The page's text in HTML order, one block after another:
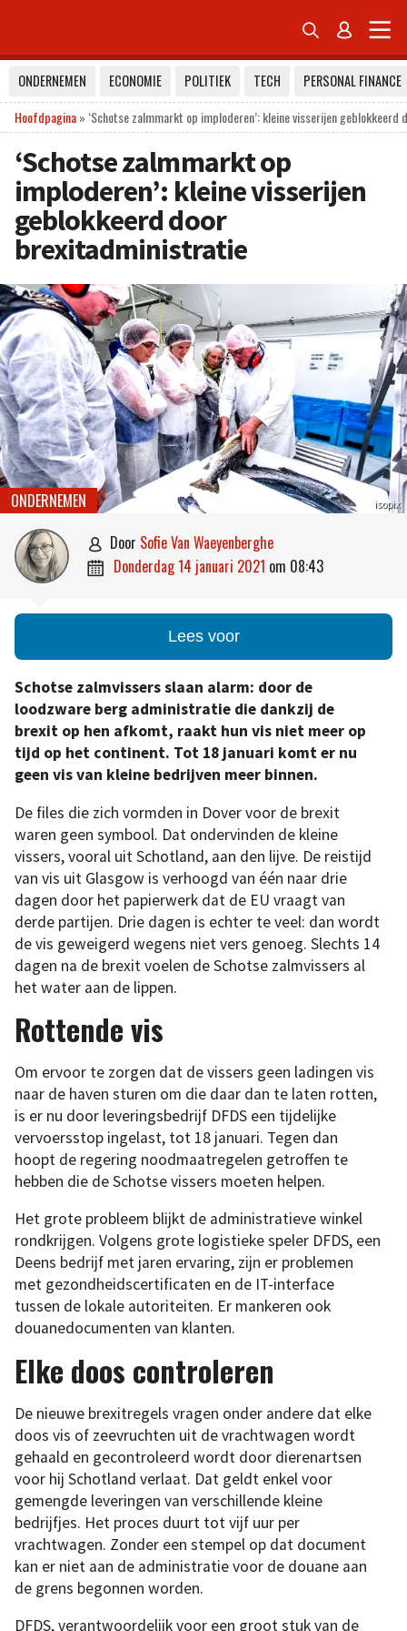
 
ONDERNEMEN ECONOMIE POLITIEK TECH
PERSONAL FINANCE
Hoofdpagina» ‘Schotse zalmmarkt op imploderen’: kleine visserijen
‘Schotse zalmmarkt op
imploderen’: kleine visserijen
geblokkeerd door
brexitadministratie
isopix
ONDERNEMEN
 door Sofie Van Waeyenberghe
 donderdag 14 januari 2021 om 08:43
Lees voor
Schotse zalmvissers slaan alarm: door de
loodzware berg administratie die dankzij de
brexit op hen afkomt, raakt hun vis niet meer op
tijd op het continent. Tot 18 januari komt er nu
geen vis van kleine bedrijven meer binnen.
De files die zich vormden in Dover voor de brexit
waren geen symbool. Dat ondervinden de kleine
vissers, vooral uit Schotland, aan den lijve. De reistijd
van vis uit Glasgow is verhoogd van één naar drie
dagen door het papierwerk dat de EU vraagt van
derde partijen. Drie dagen is echter te veel: dan wordt
de vis geweigerd wegens niet vers genoeg. Slechts 14
dagen na de brexit voelen de Schotse zalmvissers al
het water aan de lippen.
Rottende vis
Om ervoor te zorgen dat de vissers geen ladingen vis
naar de haven sturen om die daar dan te laten rotten,
is er nu door leveringsbedrijf DFDS een tijdelijke
vervoersstop ingelast, tot 18 januari. Tegen dan
hoopt de regering noodmaatregelen getroffen te
hebben die de Schotse vissers moeten helpen.
Het grote probleem blijkt de administratieve winkel
rondkrijgen. Volgens grote logistieke speler DFDS, een
Deens bedrijf met jaren ervaring, zijn er problemen
met gezondheidscertificaten en de IT-interface
tussen de lokale autoriteiten. Er mankeren ook
douanedocumenten van klanten.
Elke doos controleren
De nieuwe brexitregels vragen onder andere dat elke
doos vis of zeevruchten uit de vrachtwagen wordt
gehaald en gecontroleerd wordt door dierenartsen
voor hij Schotland verlaat. Dat geldt enkel voor
gemengde leveringen van verschillende kleine
bedrijfjes. Het proces duurt tot vijf uur per
vrachtwagen. Zonder een stempel op dat document
kan er niet aan de administratie voor de douane aan
de grens begonnen worden.
DFDS, verantwoordelijk voor een groot stuk van de